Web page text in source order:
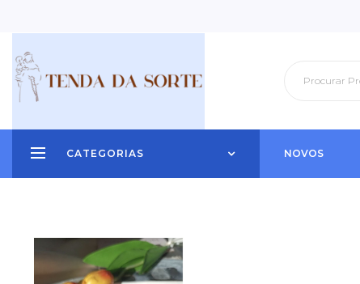
CATEGORIAS NOVOS